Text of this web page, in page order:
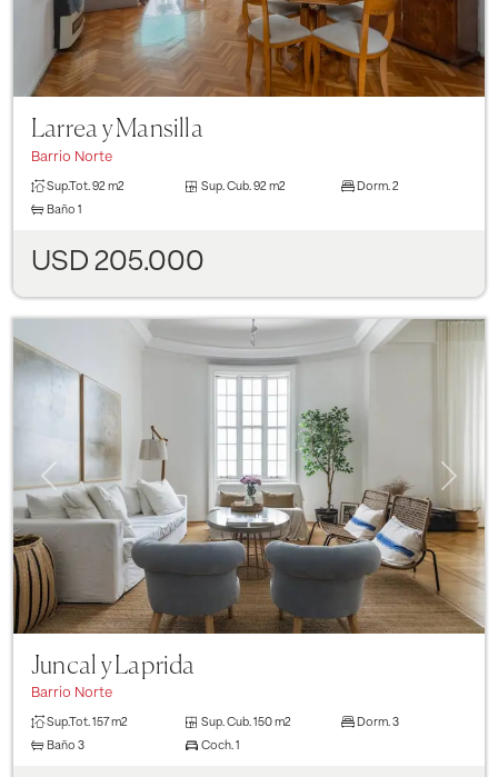
Larrea y Mansilla
Barrio Norte
Sup.Tot. 92 m2 Sup. Cub. 92 m2 Dorm. 2
Baño 1
USD 205.000
Previous
Juncal y Laprida
Barrio Norte
Sup.Tot. 157 m2 Sup. Cub. 150 m2 Dorm. 3
Baño 3 Coch. 1